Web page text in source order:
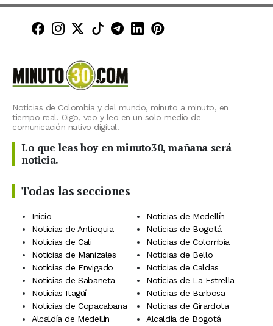
Minuto30 en Facebook
Minuto30 en Instagram
Minuto30 en X (Twitter)
Minuto30 en TikTok
Canal de Minuto30 en
Minuto30 en LinkedIn
Minuto30 en
Noticias de Colombia y del mundo, minuto a minuto, en
tiempo real. Oigo, veo y leo en un solo medio de
comunicación nativo digital.
Lo que leas hoy en minuto30, mañana será
noticia.
Todas las secciones
Inicio
Noticias de Medellín
Noticias de Antioquia
Noticias de Bogotá
Noticias de Cali
Noticias de Colombia
Noticias de Manizales
Noticias de Bello
Noticias de Envigado
Noticias de Caldas
Noticias de Sabaneta
Noticias de La Estrella
Noticias Itagüí
Noticias de Barbosa
Noticias de Copacabana
Noticias de Girardota
Alcaldía de Medellín
Alcaldía de Bogotá